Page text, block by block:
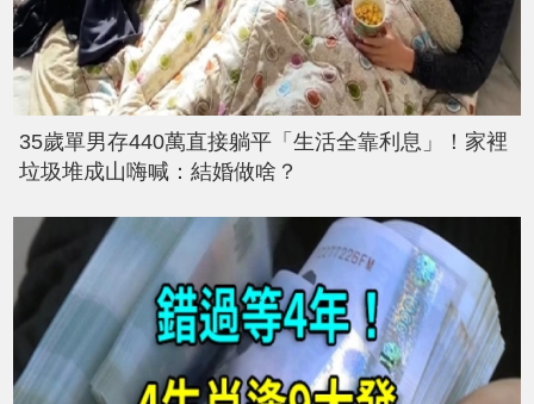
35歲單男存440萬直接躺平「生活全靠利息」！家裡
垃圾堆成山嗨喊：結婚做啥？